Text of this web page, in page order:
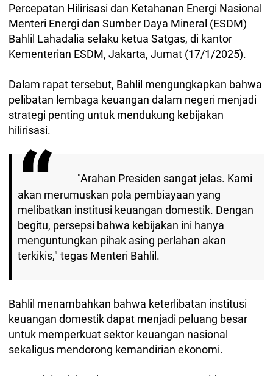
Percepatan Hilirisasi dan Ketahanan Energi Nasional
Menteri Energi dan Sumber Daya Mineral (ESDM)
Bahlil Lahadalia selaku ketua Satgas, di kantor
Kementerian ESDM, Jakarta, Jumat (17/1/2025).
Dalam rapat tersebut, Bahlil mengungkapkan bahwa
pelibatan lembaga keuangan dalam negeri menjadi
strategi penting untuk mendukung kebijakan
hilirisasi.
"Arahan Presiden sangat jelas. Kami
akan merumuskan pola pembiayaan yang
melibatkan institusi keuangan domestik. Dengan
begitu, persepsi bahwa kebijakan ini hanya
menguntungkan pihak asing perlahan akan
terkikis," tegas Menteri Bahlil.
Bahlil menambahkan bahwa keterlibatan institusi
keuangan domestik dapat menjadi peluang besar
untuk memperkuat sektor keuangan nasional
sekaligus mendorong kemandirian ekonomi.